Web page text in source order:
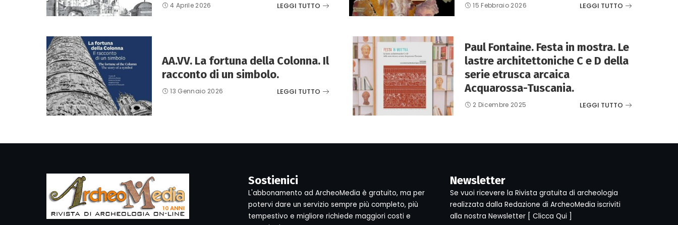
4 Aprile 2026 LEGGI TUTTO 15 Febbraio 2026 LEGGI TUTTO
AA.VV. La fortuna della Colonna. Il
racconto di un simbolo.
13 Gennaio 2026 LEGGI TUTTO
Paul Fontaine. Festa in mostra. Le
lastre architettoniche C e D della
serie etrusca arcaica
Acquarossa-Tuscania.
2 Dicembre 2025 LEGGI TUTTO
Sostienici
L'abbonamento ad ArcheoMedia è gratuito, ma per
potervi dare un servizio sempre più completo, più
tempestivo e migliore richiede maggiori costi e
Newsletter
Se vuoi ricevere la Rivista gratuita di archeologia
realizzata dalla Redazione di ArcheoMedia iscriviti
alla nostra Newsletter [ Clicca Qui ]